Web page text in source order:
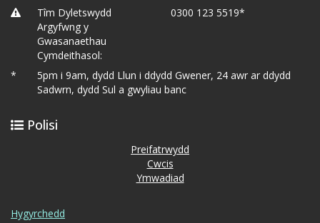
Tîm Dyletswydd
Argyfwng y
Gwasanaethau
Cymdeithasol:
0300 123 5519*
*
5pm i 9am, dydd Llun i ddydd Gwener, 24 awr ar ddydd
Sadwrn, dydd Sul a gwyliau banc
Polisi
Preifatrwydd
Cwcis
Ymwadiad
Hygyrchedd